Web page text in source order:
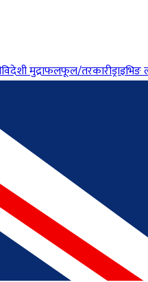
विदेशी मुद्राफलफूल/तरकारी